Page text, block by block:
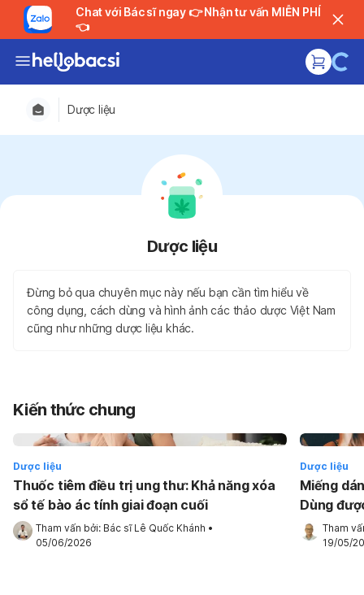
Chat với Bác sĩ ngay 👉 Nhận tư vấn MIỄN PHÍ
👈
Dược liệu
Dược liệu
Đừng bỏ qua chuyên mục này nếu bạn cần tìm hiểu về
công dụng, cách dùng và hình ảnh các thảo dược Việt Nam
cũng như những dược liệu khác.
Kiến thức chung
Dược liệu
Thuốc tiêm điều trị ung thư: Khả năng xóa
sổ tế bào ác tính giai đoạn cuối
Tham vấn bởi: Bác sĩ Lê Quốc Khánh •
05/06/2026
Dược liệu
Miếng
Dùng
Tham
19/05/